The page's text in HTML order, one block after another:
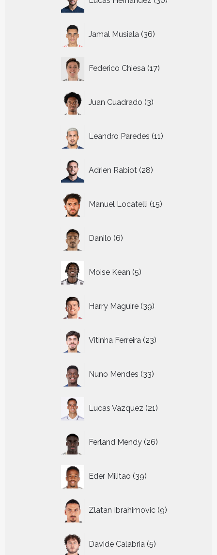
producten
Jamal Musiala 36
producten
Federico Chiesa 17
producten
Juan Cuadrado 3
producten
Leandro Paredes 11
producten
Adrien Rabiot 28
producten
Manuel Locatelli 15
producten
Danilo 6
producten
Moise Kean 5
producten
Harry Maguire 39
producten
Vitinha Ferreira 23
producten
Nuno Mendes 33
producten
Lucas Vazquez 21
producten
Ferland Mendy 26
producten
Eder Militao 39
producten
Zlatan Ibrahimovic 9
producten
Davide Calabria 5
producten